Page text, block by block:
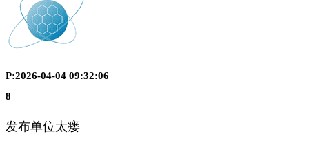
P:2026-04-04 09:32:06
8
发布单位太瘘